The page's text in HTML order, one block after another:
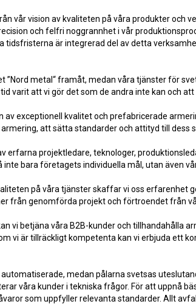
vår vision av kvaliteten på våra produkter
och felfri noggrannhet i vår
är integrerad del av detta
metal“ framåt, medan våra tjänster för
varit att vi gör det som de andra inte kan och
exceptionell kvalitet och prefabricerade
att sätta standarder och attityd till dess
erfarna projektledare, teknologer,
bara företagets individuella mål, utan även
på våra tjänster skaffar vi oss erfarenhet
från genomförda projekt och förtroendet från
vi betjäna våra B2B-kunder och tillhandahålla
vi är tillräckligt kompetenta kan vi erbjuda
medan pålarna svetsas
våra kunder i tekniska frågor. För att uppnå
som uppfyller relevanta standarder. Allt